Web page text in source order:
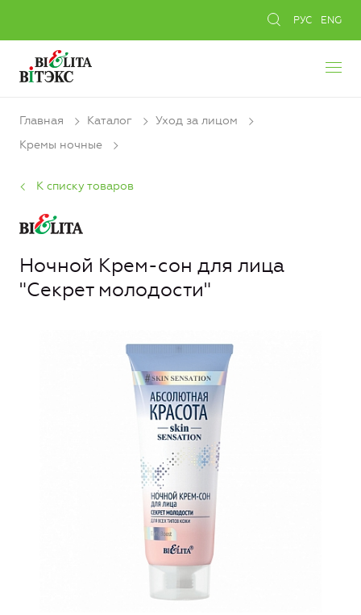
РУС ENG
Главная Каталог
Уход за лицом
Кремы ночные
К списку товаров
Ночной Крем-сон для лица
"Секрет молодости"